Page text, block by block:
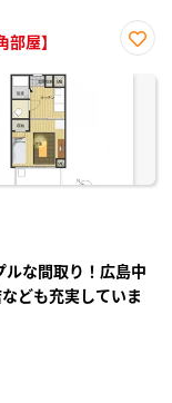
屋】
に入
ルな間取り！広島中
ども充実していま